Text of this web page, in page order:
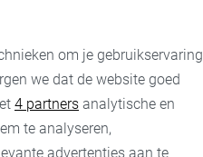
Marketing cookies
om je gebruikservaring
we dat de website goed
4 partners analytische en
te analyseren,
advertenties aan te